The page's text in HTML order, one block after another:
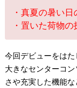
・真夏の暑い
・置いた荷物の
今回デビューをは
大きなセンターコ
さや充実した機能